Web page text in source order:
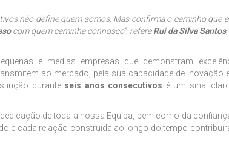
não define quem somos. Mas confirma o caminho que
com quem caminha connosco”, refereRui da Silva Santos
e médias empresas que demonstram
ao mercado, pela sua capacidade de inovação
durante seis anos consecutivos é um sinal
de toda a nossa Equipa, bem como da
e cada relação construída ao longo do tempo